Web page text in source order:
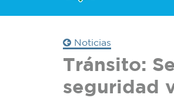
Noticias
Tránsito:
seguridad